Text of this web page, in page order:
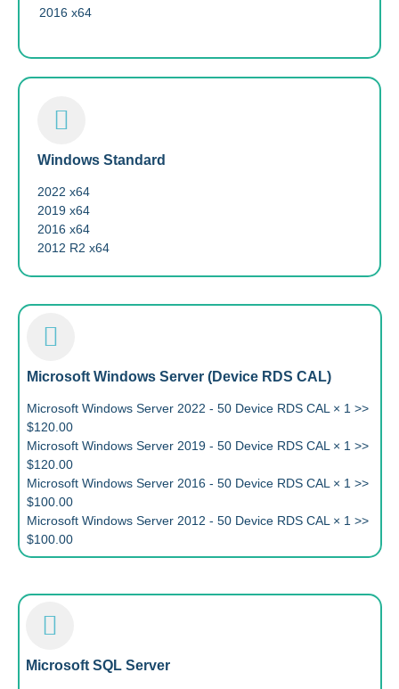
2016 x64
Windows Standard
2022 x64
2019 x64
2016 x64
2012 R2 x64
Microsoft Windows Server (Device RDS CAL)
Microsoft Windows Server 2022 - 50 Device RDS CAL × 1 >>
$120.00
Microsoft Windows Server 2019 - 50 Device RDS CAL × 1 >>
$120.00
Microsoft Windows Server 2016 - 50 Device RDS CAL × 1 >>
$100.00
Microsoft Windows Server 2012 - 50 Device RDS CAL × 1 >>
$100.00
Microsoft SQL Server